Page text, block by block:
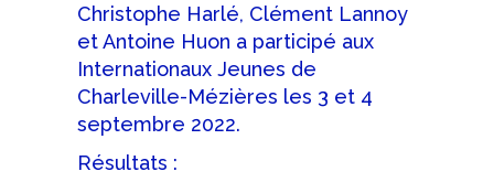
Christophe Harlé, Clément Lannoy
et Antoine Huon a participé aux
Internationaux Jeunes de
Charleville-Mézières les 3 et 4
septembre 2022.
Résultats :